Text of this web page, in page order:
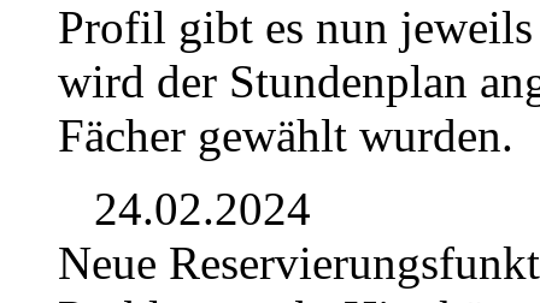
Profil gibt es nun
wird der Stundenplan
Fächer gewählt wurden.
24.02.2024
Neue